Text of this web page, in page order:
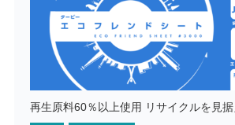
再生原料60％以上使用 リサイクルを見